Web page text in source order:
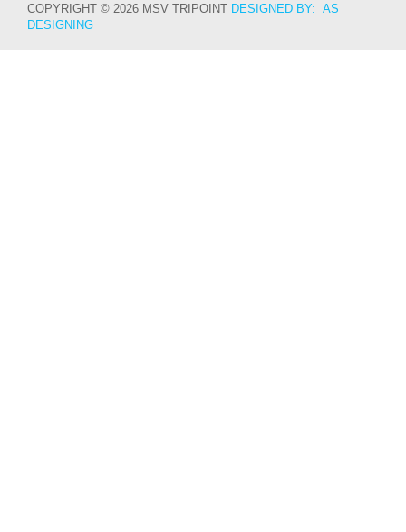
COPYRIGHT © 2026 MSV TRIPOINT DESIGNED BY: AS
DESIGNING